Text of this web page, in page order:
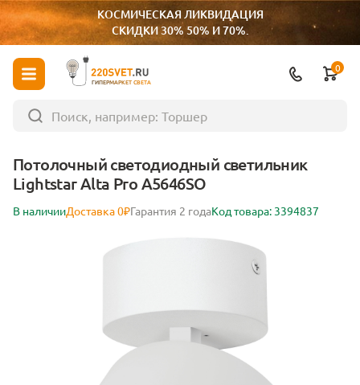
КОСМИЧЕСКАЯ ЛИКВИДАЦИЯ
СКИДКИ 30% 50% И 70%.
ГИПЕРМАРКЕТ СВЕТА
0
Потолочный светодиодный светильник
Lightstar Alta Pro A5646SO
В наличииДоставка 0₽Гарантия 2 годаКод товара: 3394837